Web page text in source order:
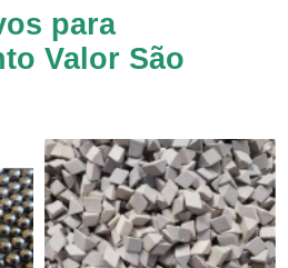
para
Valor São